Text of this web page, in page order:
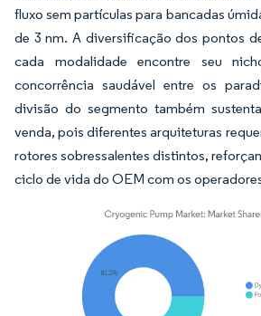
fluxo sem partículas para bancadas
de 3 nm. A diversificação dos pontos
cada modalidade encontre seu
concorrência saudável entre os
divisão do segmento também
venda, pois diferentes arquiteturas
rotores sobressalentes distintos,
ciclo de vida do OEM com os